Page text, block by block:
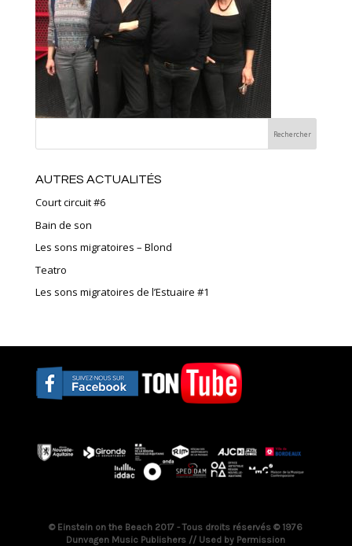
AUTRES ACTUALITÉS
Court circuit #6
Bain de son
Les sons migratoires – Blond
Teatro
Les sons migratoires de l’Estuaire #1
© Einstein on the Beach 2017 - Tous droits réservés © 1976
Dunvagen Music Publishers // Used by Permission